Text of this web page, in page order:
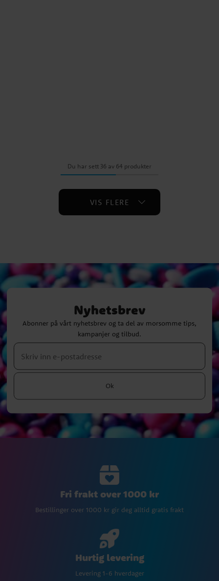
Du har sett 36 av 64 produkter
VIS FLERE
Nyhetsbrev
Abonner på vårt nyhetsbrev og ta del av morsomme tips,
kampanjer og tilbud.
Ok
Fri frakt over 1000 kr
Bestillinger over 1000 kr gir deg alltid gratis frakt
Hurtig levering
Levering 1-6 hverdager